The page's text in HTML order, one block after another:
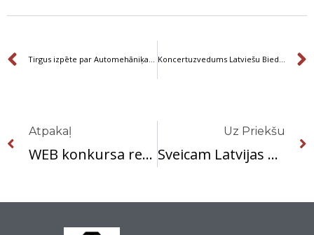
Prev Tirgus izpēte par Automehāniķa apmācību procesa nodrošināšanu ar uzskates materiāliem, priekš kravas automobiļiem. Koncertuzvedums Latviešu Biedrības namā.
Atpakaļ
WEB konkursa rezultāti.
Uz Priekšu
Sveicam Latvijas dzimšanas dienā!